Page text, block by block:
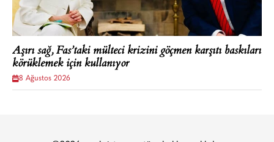
Aşırı sağ, Fas’taki mülteci krizini göçmen karşıtı baskıları
körüklemek için kullanıyor
8 Ağustos 2026